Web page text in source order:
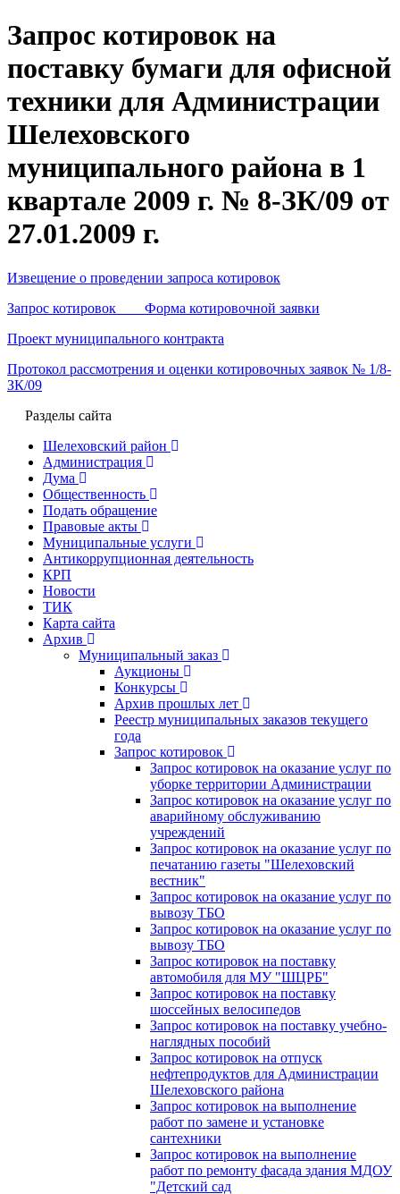
Запрос котировок на
поставку бумаги для офисной
техники для Администрации
Шелеховского
муниципального района в 1
квартале 2009 г. № 8-ЗК/09 от
27.01.2009 г.
Извещение о проведении запроса котировок
Запрос котировок Форма котировочной заявки
Проект муниципального контракта
Протокол рассмотрения и оценки котировочных заявок № 1/8-
ЗК/09
Разделы сайта
Шелеховский район
Администрация
Дума
Общественность
Подать обращение
Правовые акты
Муниципальные услуги
Антикоррупционная деятельность
КРП
Новости
ТИК
Карта сайта
Архив
Муниципальный заказ
Аукционы
Конкурсы
Архив прошлых лет
Реестр муниципальных заказов текущего
года
Запрос котировок
Запрос котировок на оказание услуг по
уборке территории Администрации
Запрос котировок на оказание услуг по
аварийному обслуживанию
учреждений
Запрос котировок на оказание услуг по
печатанию газеты "Шелеховский
вестник"
Запрос котировок на оказание услуг по
вывозу ТБО
Запрос котировок на оказание услуг по
вывозу ТБО
Запрос котировок на поставку
автомобиля для МУ "ШЦРБ"
Запрос котировок на поставку
шоссейных велосипедов
Запрос котировок на поставку учебно-
наглядных пособий
Запрос котировок на отпуск
нефтепродуктов для Администрации
Шелеховского района
Запрос котировок на выполнение
работ по замене и установке
сантехники
Запрос котировок на выполнение
работ по ремонту фасада здания МДОУ
"Детский сад